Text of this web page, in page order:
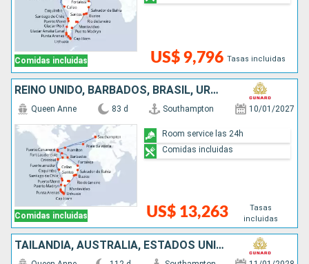
Comidas incluidas US$ 9,796 Tasas incluidas
REINO UNIDO, BARBADOS, BRASIL, URUGUAY, ARGENTINA, CHILE, PANAMÁ, PERÚ, ARUBA, ESTADOS UNIDOS, PORTUGAL
Comidas incluidas
Queen Anne 83 d Southampton 10/01/2027
US$ 13,263
Tasas
incluidas
Room service las 24h
Comidas incluidas
TAILANDIA, AUSTRALIA, ESTADOS UNIDOS, MÉXICO, SINGAPUR, INDONESIA, GUATEMALA, SUDAFRICA, ESPAÑA, PANAMÁ, MAURICE, CHINA, PORTUGAL, SAN VINCENT Y LAS GRANADINAS, FIDJI (ISLAS), REINO UNIDO, COLOMBIA, M